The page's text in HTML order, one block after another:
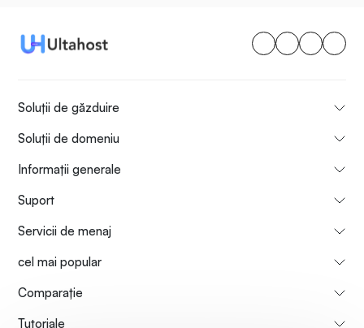
Soluții de găzduire
Soluții de domeniu
Informații generale
Suport
Servicii de menaj
cel mai popular
Comparaţie
Tutoriale